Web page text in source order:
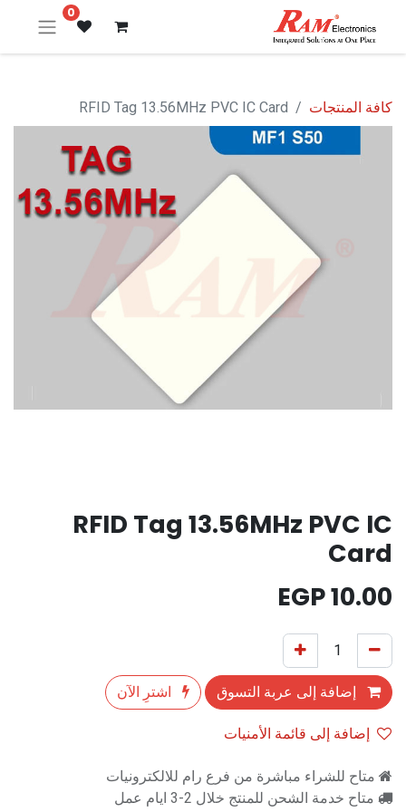
0
كافة المنتجات RFID Tag 13.56MHz PVC IC Card
RFID Tag 13.56MHz PVC IC
Card
10.00
إضافة إلى عربة التسوق
اشترِ الآن
إضافة إلى قائمة الأمنيات
متاح للشراء مباشرة من فرع رام للالكترونيات
متاح خدمة الشحن للمنتج خلال 2-3 ايام عمل